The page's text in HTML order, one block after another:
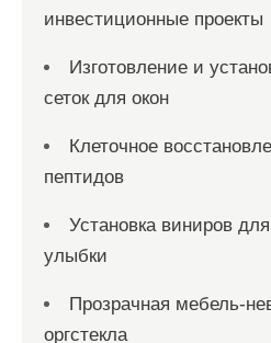
инвестиционные проекты
Изготовление и
сеток для окон
Клеточное
пептидов
Установка виниров
улыбки
Прозрачная мебель-
оргстекла